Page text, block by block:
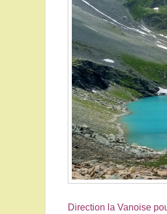
Direction la Vanoise